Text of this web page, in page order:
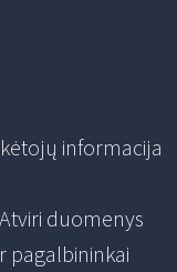
informacija
duomenys
pagalbininkai